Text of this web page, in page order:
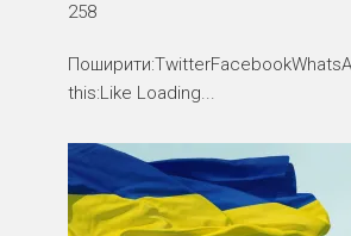
258
this:Like Loading...